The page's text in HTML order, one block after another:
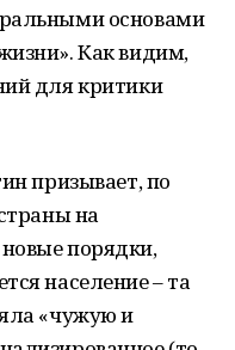
основами
Как видим,
для критики
призывает, по
на
порядки,
население – та
«чужую и